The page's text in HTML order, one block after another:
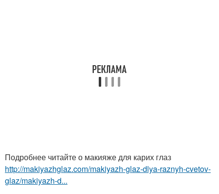
Подробнее читайте о макияже для карих глаз
http://makiyazhglaz.com/makiyazh-glaz-dlya-raznyh-cvetov-
glaz/makiyazh-d...